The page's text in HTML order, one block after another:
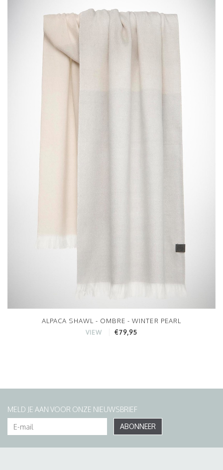
ALPACA SHAWL - OMBRE - WINTER PEARL
VIEW €79,95
MELD JE AAN VOOR ONZE NIEUWSBRIEF
ABONNEER